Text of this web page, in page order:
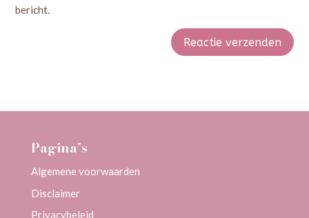
bericht.
Reactie verzenden
Pagina’s
Algemene voorwaarden
Disclaimer
Privacybeleid